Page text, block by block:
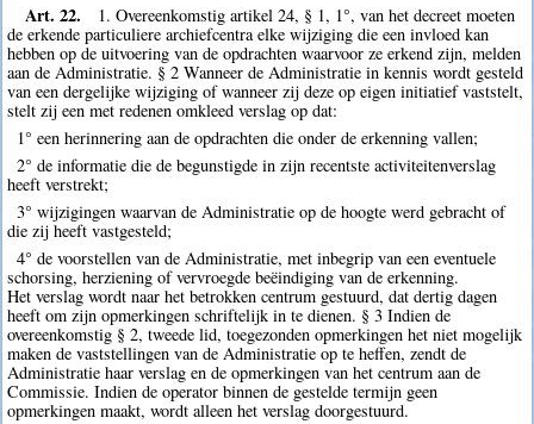
Art. 22.
1. Overeenkomstig artikel 24, § 1, 1°, van het decreet moeten
de erkende particuliere archiefcentra elke wijziging die een invloed kan
hebben op de uitvoering van de opdrachten waarvoor ze erkend zijn, melden
aan de Administratie. § 2 Wanneer de Administratie in kennis wordt gesteld
van een dergelijke wijziging of wanneer zij deze op eigen initiatief vaststelt,
stelt zij een met redenen omkleed verslag op dat:
1° een herinnering aan de opdrachten die onder de erkenning vallen;
2° de informatie die de begunstigde in zijn recentste activiteitenverslag
heeft verstrekt;
3° wijzigingen waarvan de Administratie op de hoogte werd gebracht of
die zij heeft vastgesteld;
4° de voorstellen van de Administratie, met inbegrip van een eventuele
schorsing, herziening of vervroegde beëindiging van de erkenning.
Het verslag wordt naar het betrokken centrum gestuurd, dat dertig dagen
heeft om zijn opmerkingen schriftelijk in te dienen. § 3 Indien de
overeenkomstig § 2, tweede lid, toegezonden opmerkingen het niet mogelijk
maken de vaststellingen van de Administratie op te heffen, zendt de
Administratie haar verslag en de opmerkingen van het centrum aan de
Commissie. Indien de operator binnen de gestelde termijn geen
opmerkingen maakt, wordt alleen het verslag doorgestuurd.